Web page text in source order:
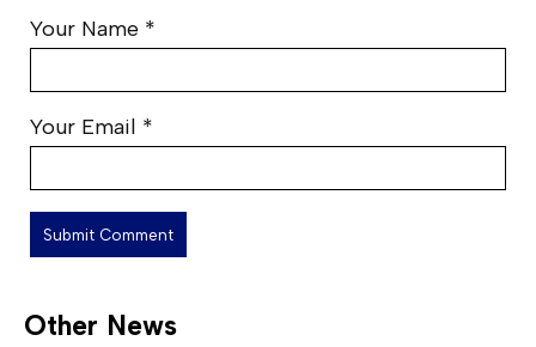
Your Name *
Your Email *
Other News